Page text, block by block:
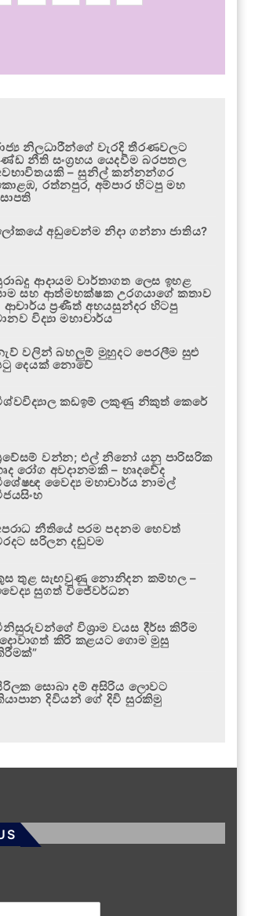
නිලධාරීන්ගේ වැරදි තීරණවලට
නීති සංග්‍රහය යෙදවීම බරපතල
– සුනිල් කන්නන්ගර
රත්නපුර, අම්පාර හිටපු මහ
අඩුවෙන්ම නිදා ගන්නා ජාතිය?
ආදායම වාර්තාගත ලෙස ඉහළ
සහ ආත්මභක්ෂක උරගයාගේ කතාව
ආචාර්ය ප්‍රණීත් අභයසුන්දර හිටපු
විද්‍යා මහාචාර්ය
වලින් බහලුම් මුහුදට පෙරලීම සුළු
දෙයක් නොවේ
කඩඉම් ලකුණු නිකුත් කෙරේ
වන්න; එල් නිනෝ යනු පාරිසරික
රෝග අවදානමකි – හෘදවේද
වෛද්‍ය මහාචාර්ය නාමල්
නීතියේ පරම පදනම හෙවත්
සරිලන දඬුවම
තුළ සැඟවුණු නොනිදන කම්හල –
සුගත් විජේවර්ධන
විශ්‍රාම වයස දීර්ඝ කිරීම
කිරි කළයට ගොම මුසු
සොබා දම් අසිරිය ලොවට
දිවියන් ගේ දිවි සුරකිමු